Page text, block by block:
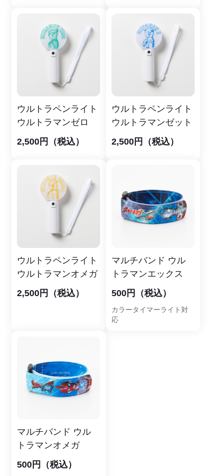
ウルトラペンライト
ウルトラマンゼロ
2,500円（税込）
ウルトラペンライト
ウルトラマンゼット
2,500円（税込）
ウルトラペンライト
ウルトラマンオメガ
2,500円（税込）
マルチバンド ウル
トラマンエックス
500円（税込）
カラータイマーライト対
応
マルチバンド ウル
トラマンオメガ
500円（税込）